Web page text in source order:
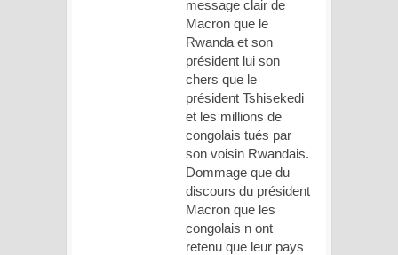
message clair de
Macron que le
Rwanda et son
président lui son
chers que le
président Tshisekedi
et les millions de
congolais tués par
son voisin Rwandais.
Dommage que du
discours du président
Macron que les
congolais n ont
retenu que leur pays